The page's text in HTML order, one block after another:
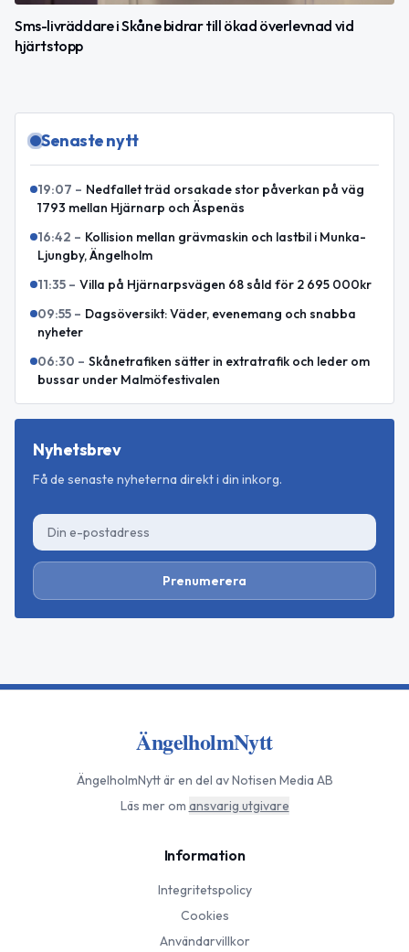
Sms-livräddare i Skåne bidrar till ökad överlevnad vid
hjärtstopp
Senaste nytt
19:07 – Nedfallet träd orsakade stor påverkan på väg
1793 mellan Hjärnarp och Äspenäs
16:42 – Kollision mellan grävmaskin och lastbil i Munka-
Ljungby, Ängelholm
11:35 – Villa på Hjärnarpsvägen 68 såld för 2 695 000kr
09:55 – Dagsöversikt: Väder, evenemang och snabba
nyheter
06:30 – Skånetrafiken sätter in extratrafik och leder om
bussar under Malmöfestivalen
Nyhetsbrev
Få de senaste nyheterna direkt i din inkorg.
Prenumerera
ÄngelholmNytt
ÄngelholmNyttär en del av Notisen Media AB
Läs mer om ansvarig utgivare
Information
Integritetspolicy
Cookies
Användarvillkor